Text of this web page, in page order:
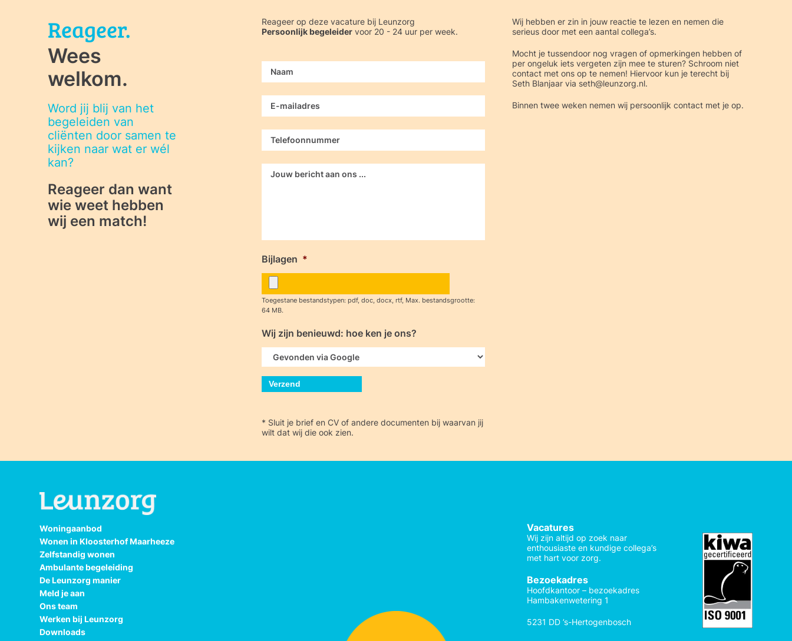
Reageer.
Wees
welkom.
Word jij blij van het
begeleiden van
cliënten door samen te
kijken naar wat er wél
kan?
Reageer dan want
wie weet hebben
wij een match!
Reageer op deze vacature bij Leunzorg
Persoonlijk begeleider voor 20 - 24 uur per week.
Name
Email *
Phone
Message *
Bijlagen *
Toegestane bestandstypen: pdf, doc, docx, rtf, Max. bestandsgrootte:
64 MB.
Wij zijn benieuwd: hoe ken je ons?
* Sluit je brief en CV of andere documenten bij waarvan jij
wilt dat wij die ook zien.
Wij hebben er zin in jouw reactie te lezen en nemen die
serieus door met een aantal collega’s.
Mocht je tussendoor nog vragen of opmerkingen hebben of
per ongeluk iets vergeten zijn mee te sturen? Schroom niet
contact met ons op te nemen! Hiervoor kun je terecht bij
Seth Blanjaar via seth@leunzorg.nl.
Binnen twee weken nemen wij persoonlijk contact met je op.
Woningaanbod
Wonen in Kloosterhof Maarheeze
Zelfstandig wonen
Ambulante begeleiding
De Leunzorg manier
Meld je aan
Ons team
Werken bij Leunzorg
Downloads
Vacatures
Wij zijn altijd op zoek naar
enthousiaste en kundige collega’s
met hart voor zorg.
Bezoekadres
Hoofdkantoor – bezoekadres
Hambakenwetering 1
5231 DD ’s-Hertogenbosch